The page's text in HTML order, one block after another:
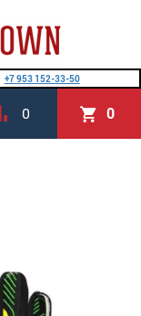
+7 953 152-33-50
0 0